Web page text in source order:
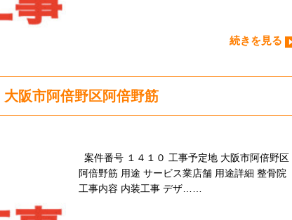
続きを見る
阪市阿倍野区阿倍野筋
案件番号 １４１０ 工事予定地 大阪市阿倍野区
阿倍野筋 用途 サービス業店舗 用途詳細 整骨院
工事内容 内装工事 デザ……